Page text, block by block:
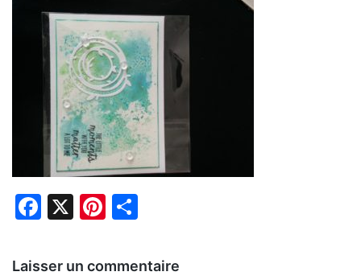
Facebook
X Pinterest
Laisser un commentaire